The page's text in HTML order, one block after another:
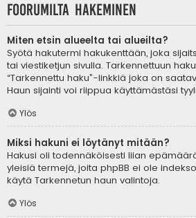
Foorumilta hakeminen
Miten etsin alueelta tai alueilta?
Syötä hakutermi hakukenttään, joka
tai viestiketjun sivulla. Tarkennettuun
“Tarkennettu haku”-linkkiä joka on
Haun sijainti voi riippua käyttämästäsi
Ylös
Miksi hakuni ei löytänyt mitään?
Hakusi oli todennäköisesti liian
yleisiä termejä, joita phpBB ei ole
käytä Tarkennetun haun valintoja.
Ylös